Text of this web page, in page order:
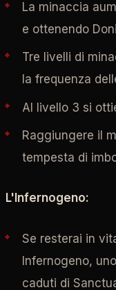
La minaccia
e ottenendo
Tre livelli di
la frequenza
Al livello 3 si
Raggiungere il
tempesta di
L'Infernogeno:
Se resterai in
Infernogeno,
caduti di